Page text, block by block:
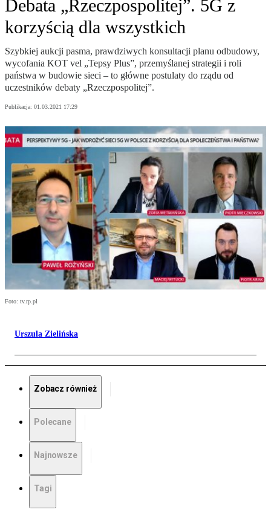
Debata „Rzeczpospolitej”. 5G z
korzyścią dla wszystkich
Szybkiej aukcji pasma, prawdziwych konsultacji planu odbudowy,
wycofania KOT vel „Tepsy Plus”, przemyślanej strategii i roli
państwa w budowie sieci – to główne postulaty do rządu od
uczestników debaty „Rzeczpospolitej”.
Publikacja: 01.03.2021 17:29
Foto: tv.rp.pl
Urszula Zielińska
Zobacz również
Polecane
Najnowsze
Tagi